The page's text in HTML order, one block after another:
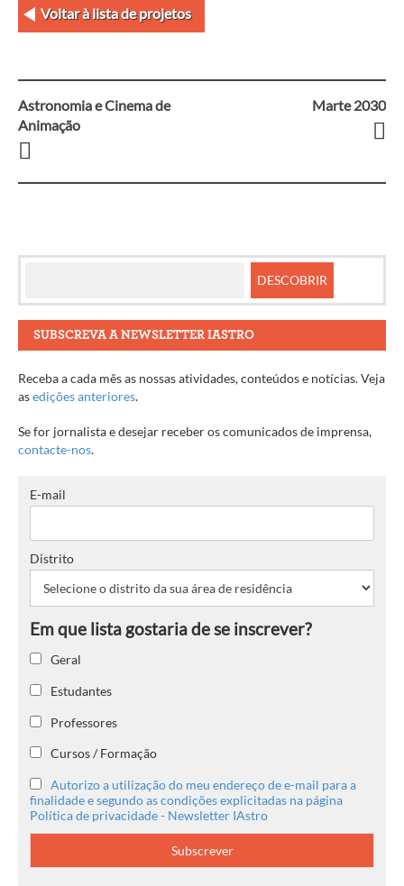
Voltar à lista de projetos
Navegação
entre
artigos
Astronomia e Cinema de
Animação
Marte 2030
SUBSCREVA A NEWSLETTER IASTRO
Receba a cada mês as nossas atividades, conteúdos e notícias. Veja
asedições anteriores.
Se for jornalista e desejar receber os comunicados de imprensa,
contacte-nos.
E-mail
Distrito
Geral
Estudantes
Professores
Cursos / Formação
Autorizo a utilização do meu endereço de e-mail para a
finalidade e segundo as condições explicitadas na página
Política de privacidade - Newsletter IAstro